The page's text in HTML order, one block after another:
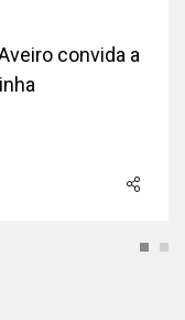
convida a